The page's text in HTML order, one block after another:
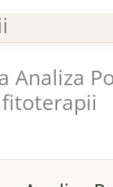
Analiza
fitoterapii